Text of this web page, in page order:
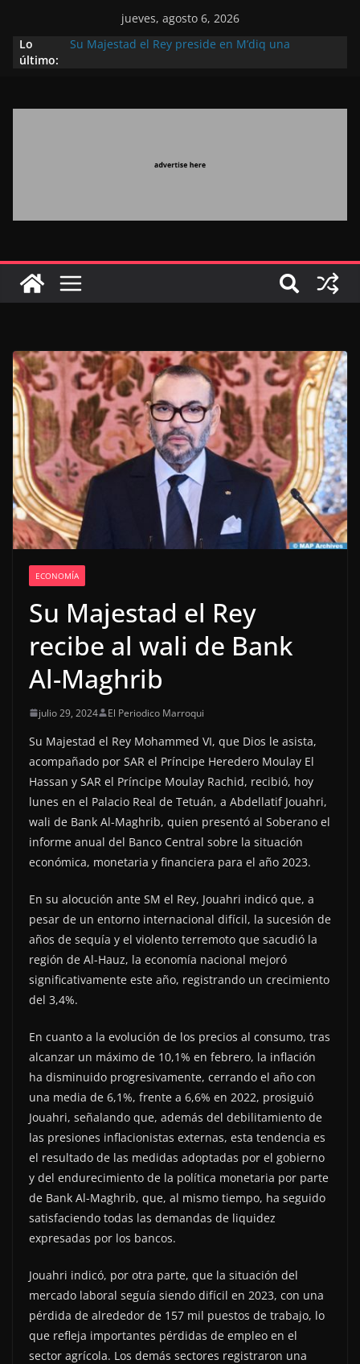
jueves, agosto 6, 2026
Lo
último:
Su Majestad el Rey preside en M’diq una
llegada masiva de marroquíes residentes en el
Marruecos gracias a una visión estratégica
destinada a consolidar la posición de Marruecos
El Discurso Real, un mensaje portador de
esperanza y confianza en el futuro (académico
español)
ECONOMÍA
Su Majestad el Rey
recibe al wali de Bank
Al-Maghrib
julio 29, 2024 El Periodico Marroqui
Su Majestad el Rey Mohammed VI, que Dios le asista,
acompañado por SAR el Príncipe Heredero Moulay El
Hassan y SAR el Príncipe Moulay Rachid, recibió, hoy
lunes en el Palacio Real de Tetuán, a Abdellatif Jouahri,
wali de Bank Al-Maghrib, quien presentó al Soberano el
informe anual del Banco Central sobre la situación
económica, monetaria y financiera para el año 2023.
En su alocución ante SM el Rey, Jouahri indicó que, a
pesar de un entorno internacional difícil, la sucesión de
años de sequía y el violento terremoto que sacudió la
región de Al-Hauz, la economía nacional mejoró
significativamente este año, registrando un crecimiento
del 3,4%.
En cuanto a la evolución de los precios al consumo, tras
alcanzar un máximo de 10,1% en febrero, la inflación
ha disminuido progresivamente, cerrando el año con
una media de 6,1%, frente a 6,6% en 2022, prosiguió
Jouahri, señalando que, además del debilitamiento de
las presiones inflacionistas externas, esta tendencia es
el resultado de las medidas adoptadas por el gobierno
y del endurecimiento de la política monetaria por parte
de Bank Al-Maghrib, que, al mismo tiempo, ha seguido
satisfaciendo todas las demandas de liquidez
expresadas por los bancos.
Jouahri indicó, por otra parte, que la situación del
mercado laboral seguía siendo difícil en 2023, con una
pérdida de alrededor de 157 mil puestos de trabajo, lo
que refleja importantes pérdidas de empleo en el
sector agrícola. Los demás sectores registraron una